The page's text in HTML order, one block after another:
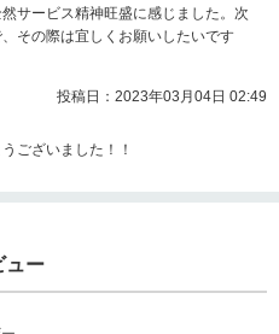
サービス精神旺盛に感じました。次
その際は宜しくお願いしたいです
投稿日：2023年03月04日 02:49
ございました！！
ュー